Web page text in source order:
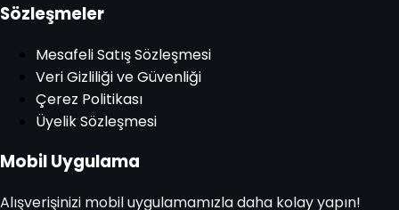
Sözleşmeler
Mesafeli Satış Sözleşmesi
Veri Gizliliği ve Güvenliği
Çerez Politikası
Üyelik Sözleşmesi
Mobil Uygulama
Alışverişinizi mobil uygulamamızla daha kolay yapın!